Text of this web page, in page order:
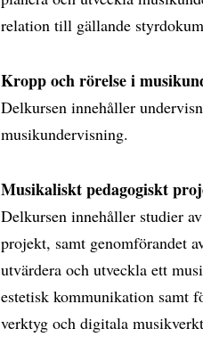
relation till gällande
Kropp och rörelse i
Delkursen innehåller
musikundervisning.
Musikaliskt pedagogiskt
Delkursen innehåller studier
projekt, samt genomförandet
utvärdera och utveckla ett
estetisk kommunikation samt
verktyg och digitala